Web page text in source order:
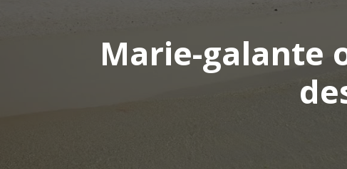
Marie-galante